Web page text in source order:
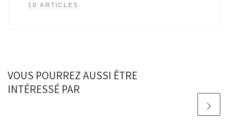
10 ARTICLES
VOUS POURREZ AUSSI ÊTRE
INTÉRESSÉ PAR